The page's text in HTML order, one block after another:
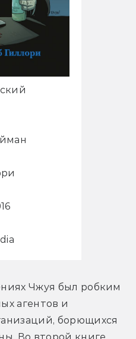
Чжуя был робким
агентов и
борющихся